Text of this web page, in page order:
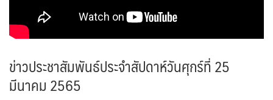
ข่าวประชาสัมพันธ์ประจำสัปดาห์วันศุกร์ที่ 25
มีนาคม 2565